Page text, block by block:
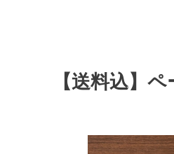
【送料込】